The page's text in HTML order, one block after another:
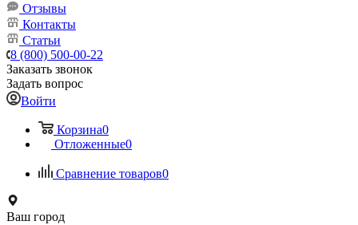
Отзывы
Контакты
Статьи
8 (800) 500-00-22
Заказать звонок
Задать вопрос
Войти
Корзина0
Отложенные0
Сравнение товаров0
Ваш город